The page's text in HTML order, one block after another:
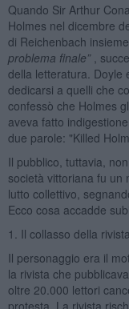
Quando Sir Arthur
Holmes nel dicembre
di Reichenbach
problema finale” ,
della letteratura. Doyle
dedicarsi a quelli che
confessò che Holmes
aveva fatto
due parole: "Killed
Il pubblico, tuttavia,
società vittoriana fu un
lutto collettivo,
Ecco cosa accadde
1. Il collasso della
Il personaggio era il
la rivista che
oltre 20.000 lettori
protesta. La rivista